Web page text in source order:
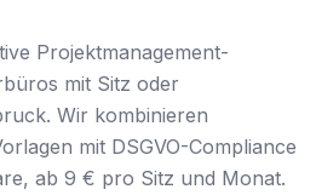
Projektmanagement-
mit Sitz oder
Wir kombinieren
mit DSGVO-Compliance
ab 9 € pro Sitz und Monat.